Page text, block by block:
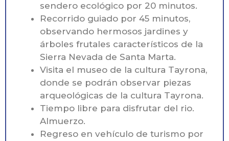
sendero ecológico por 20 minutos.
Recorrido guiado por 45 minutos,
observando hermosos jardines y
árboles frutales característicos de la
Sierra Nevada de Santa Marta.
Visita el museo de la cultura Tayrona,
donde se podrán observar piezas
arqueológicas de la cultura Tayrona.
Tiempo libre para disfrutar del rio.
Almuerzo.
Regreso en vehículo de turismo por